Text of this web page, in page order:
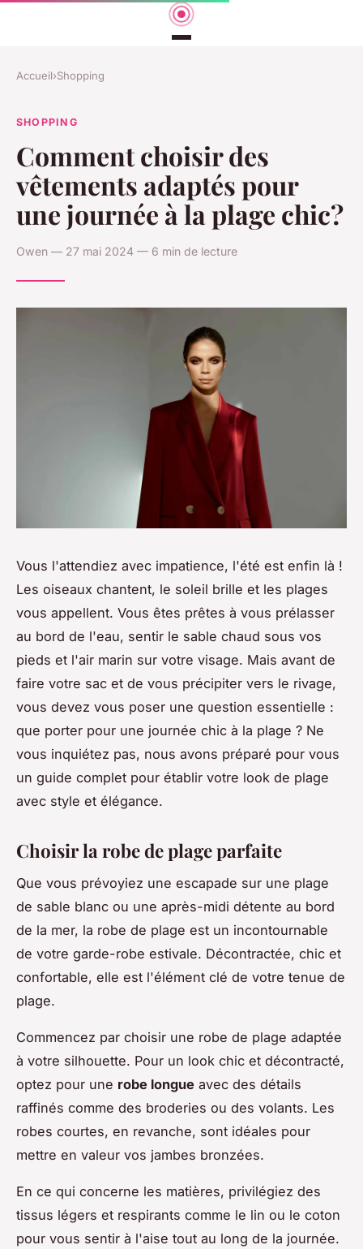
Accueil›Shopping
SHOPPING
Comment choisir des
vêtements adaptés pour
une journée à la plage chic?
Owen — 27 mai 2024 — 6 min de lecture
Vous l'attendiez avec impatience, l'été est enfin là !
Les oiseaux chantent, le soleil brille et les plages
vous appellent. Vous êtes prêtes à vous prélasser
au bord de l'eau, sentir le sable chaud sous vos
pieds et l'air marin sur votre visage. Mais avant de
faire votre sac et de vous précipiter vers le rivage,
vous devez vous poser une question essentielle :
que porter pour une journée chic à la plage ? Ne
vous inquiétez pas, nous avons préparé pour vous
un guide complet pour établir votre look de plage
avec style et élégance.
Choisir la robe de plage parfaite
Que vous prévoyiez une escapade sur une plage
de sable blanc ou une après-midi détente au bord
de la mer, la robe de plage est un incontournable
de votre garde-robe estivale. Décontractée, chic et
confortable, elle est l'élément clé de votre tenue de
plage.
Commencez par choisir une robe de plage adaptée
à votre silhouette. Pour un look chic et décontracté,
optez pour une robe longue avec des détails
raffinés comme des broderies ou des volants. Les
robes courtes, en revanche, sont idéales pour
mettre en valeur vos jambes bronzées.
En ce qui concerne les matières, privilégiez des
tissus légers et respirants comme le lin ou le coton
pour vous sentir à l'aise tout au long de la journée.